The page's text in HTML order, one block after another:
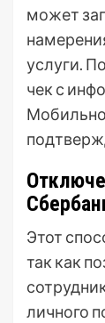
может
услуги.
чек с
Этот
так как
личного